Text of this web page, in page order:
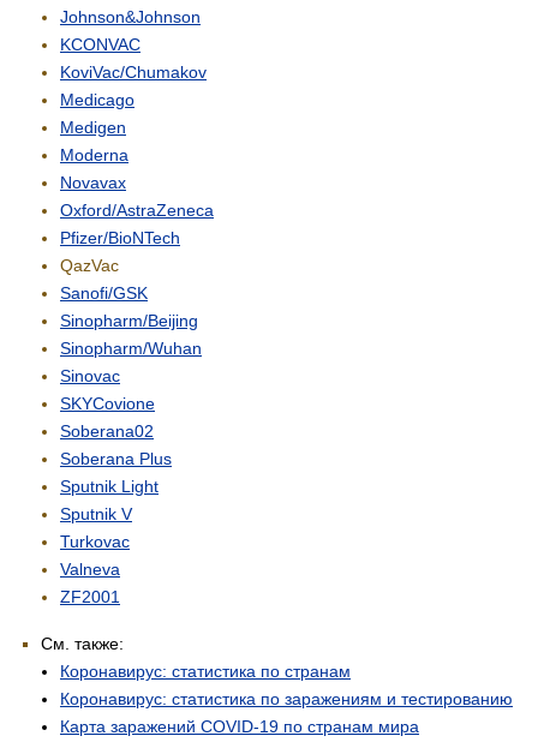
Johnson&Johnson
KCONVAC
KoviVac/Chumakov
Medicago
Medigen
Moderna
Novavax
Oxford/AstraZeneca
Pfizer/BioNTech
QazVac
Sanofi/GSK
Sinopharm/Beijing
Sinopharm/Wuhan
Sinovac
SKYCovione
Soberana02
Soberana Plus
Sputnik Light
Sputnik V
Turkovac
Valneva
ZF2001
См. также:
Коронавирус: статистика по странам
Коронавирус: статистика по заражениям и тестированию
Карта заражений COVID-19 по странам мира